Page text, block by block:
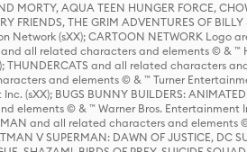
MORTY, AQUA TEEN HUNGER FORCE,
FRIENDS, THE GRIM ADVENTURES OF
(sXX); CARTOON NETWORK Logo
and all related characters and elements © &
and all related characters
and elements © & ™ Turner
BUGS BUNNY BUILDERS: ANIMATED
elements © & ™ Warner Bros. Entertainment
and all related characters and
V SUPERMAN: DAWN OF JUSTICE, DC